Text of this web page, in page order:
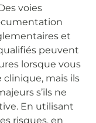
voies
et
peuvent
lorsque vous
mais ils
s’ils ne
En utilisant
risques, en